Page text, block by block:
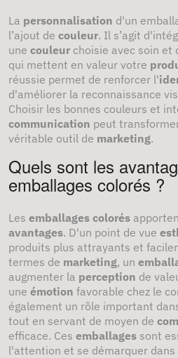
La personnalisation d'un
l’ajout de couleur. Il s’agit
une couleur choisie avec soin et
qui mettent en valeur votre
réussie permet de renforcer l'
d'améliorer la reconnaissance
Choisir les bonnes couleurs et
communication peut
véritable outil de marketing.
Quels sont les
emballages colorés ?
Les emballages colorés
avantages. D'un point de vue
produits plus attrayants et
termes de marketing, un
augmenter la perception de
une émotion favorable chez le
également un rôle important
tout en servant de moyen de
efficace. Ces emballages sont
l'attention et se démarquer